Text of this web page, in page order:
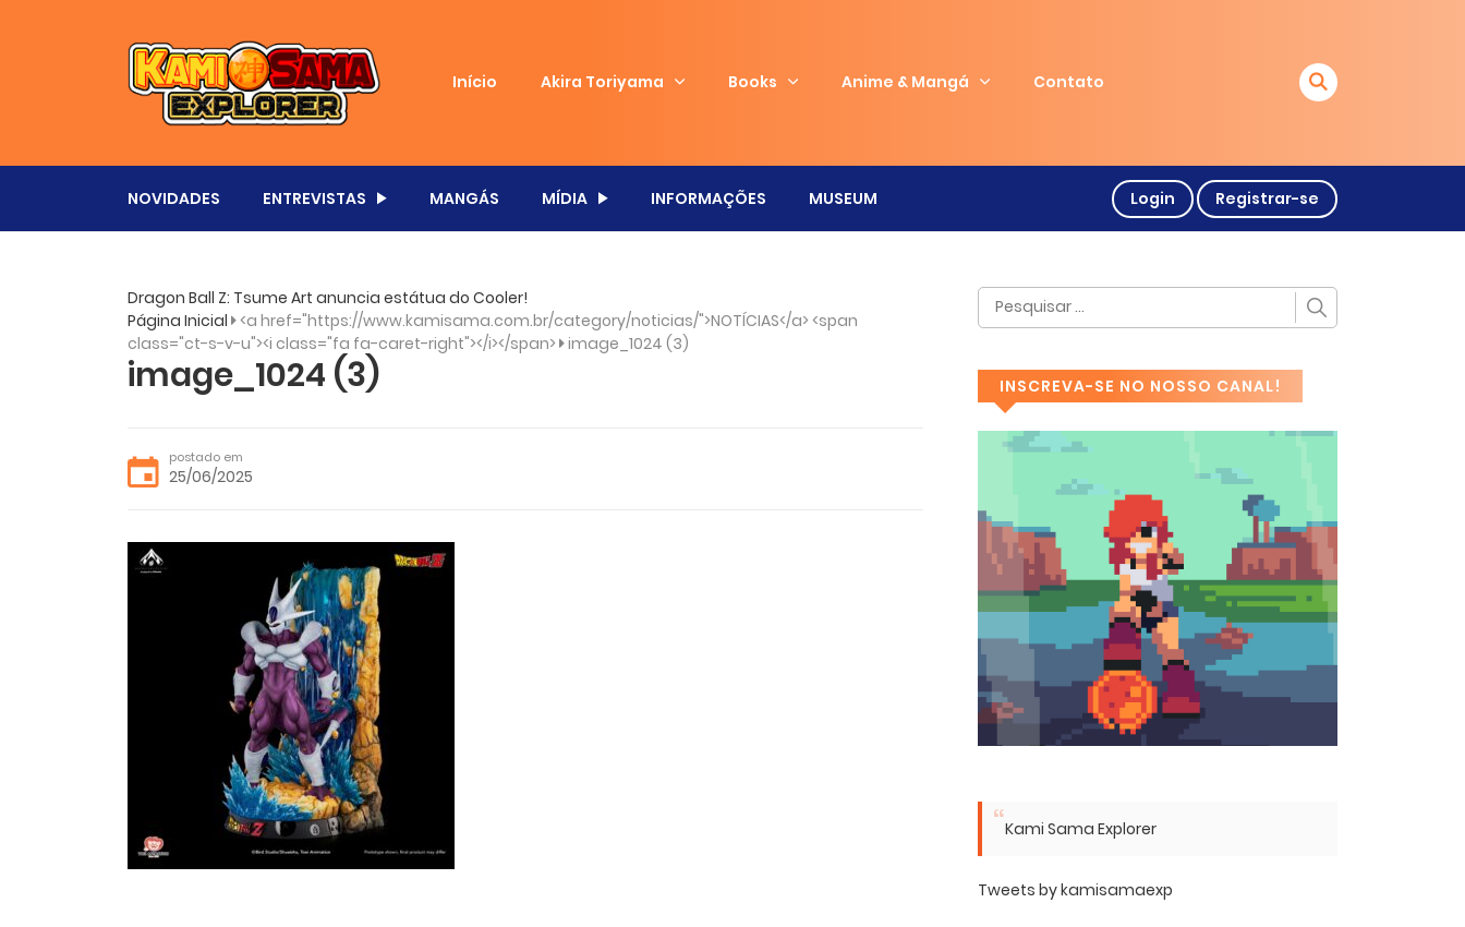
Início Akira Toriyama Books Anime & Mangá Contato
NOVIDADES ENTREVISTAS MANGÁS MÍDIA INFORMAÇÕES MUSEUM Login Registrar-se
Dragon Ball Z: Tsume Art anuncia estátua do Cooler!
Página Inicial <a href="https://www.kamisama.com.br/category/noticias/">NOTÍCIAS</a> <span
class="ct-s-v-u"><i class="fa fa-caret-right"></i></span> image_1024 (3)
image_1024 (3)
postado em
25/06/2025
INSCREVA-SE NO NOSSO CANAL!
Kami Sama Explorer
Tweets by kamisamaexp